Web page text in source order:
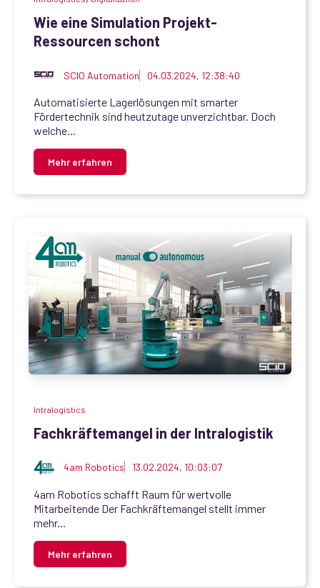
Wie eine Simulation Projekt-
Ressourcen schont
SCIO Automation 04.03.2024, 12:38:40
Automatisierte Lagerlösungen mit smarter
Fördertechnik sind heutzutage unverzichtbar. Doch
welche...
Mehr erfahren
Intralogistics
Fachkräftemangel in der Intralogistik
4am Robotics 13.02.2024, 10:03:07
4am Robotics schafft Raum für wertvolle
Mitarbeitende Der Fachkräftemangel stellt immer
mehr...
Mehr erfahren